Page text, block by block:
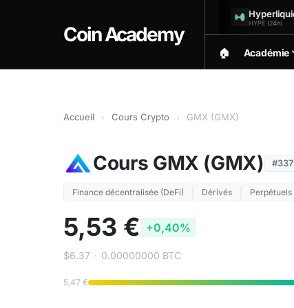
Coin Academy
Hyperliquid
HYPE (24h)
🏠︎ Académie
Accueil › Cours Crypto › GMX (GMX)
Cours GMX (GMX) #337
Finance décentralisée (DeFi) Dérivés Perpétuels
5,53 € +0,40%
$6.37 · 0.00000000 BTC
5,47 €